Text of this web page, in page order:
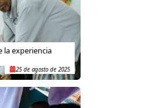
la experiencia
25 de agosto de 2025